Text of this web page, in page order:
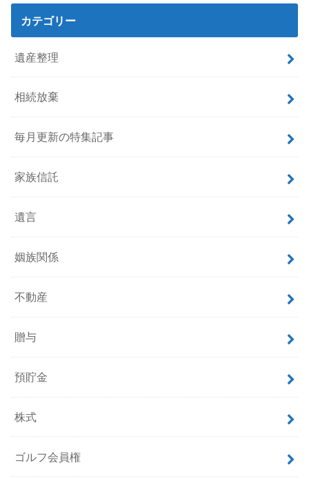
カテゴリー
遺産整理
相続放棄
毎月更新の特集記事
家族信託
遺言
姻族関係
不動産
贈与
預貯金
株式
ゴルフ会員権